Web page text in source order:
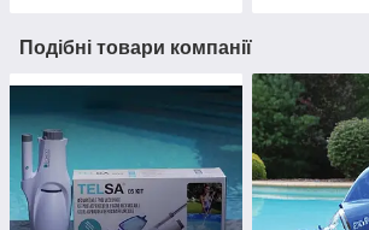
Подібні товари компанії